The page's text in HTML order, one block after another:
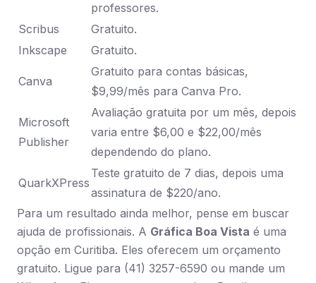
professores.
Scribus
Gratuito.
Inkscape
Gratuito.
Canva
Gratuito para contas básicas,
$9,99/mês para Canva Pro.
Microsoft
Publisher
Avaliação gratuita por um mês, depois
varia entre $6,00 e $22,00/mês
dependendo do plano.
QuarkXPress
Teste gratuito de 7 dias, depois uma
assinatura de $220/ano.
Para um resultado ainda melhor, pense em buscar
ajuda de profissionais. A Gráfica Boa Vista é uma
opção em Curitiba. Eles oferecem um orçamento
gratuito. Ligue para (41) 3257-6590 ou mande um